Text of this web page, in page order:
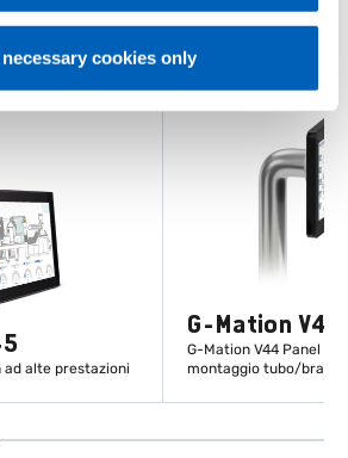
necessary cookies only
ad alte prestazioni
G-Mation V44
G-Mation V44 Panel
montaggio tubo/